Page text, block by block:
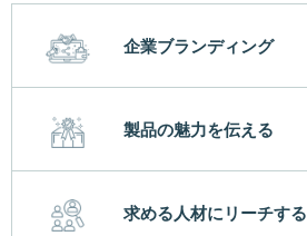
企業ブランディング
製品の魅力を伝える
求める人材にリーチする